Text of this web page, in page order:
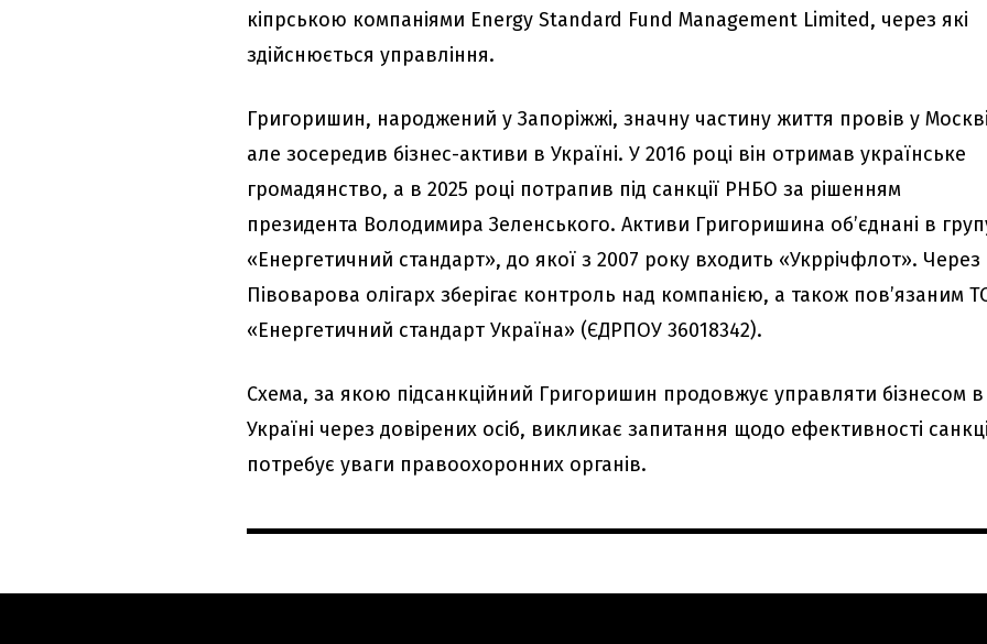
кіпрською компаніями Energy Standard Fund Management Limited, через які
здійснюється управління.
Григоришин, народжений у Запоріжжі, значну частину життя провів у
але зосередив бізнес-активи в Україні. У 2016 році він отримав українське
громадянство, а в 2025 році потрапив під санкції РНБО за рішенням
президента Володимира Зеленського. Активи Григоришина об’єднані в
«Енергетичний стандарт», до якої з 2007 року входить «Укррічфлот». Через
Півоварова олігарх зберігає контроль над компанією, а також пов’язаним
«Енергетичний стандарт Україна» (ЄДРПОУ 36018342).
Схема, за якою підсанкційний Григоришин продовжує управляти бізнесом в
Україні через довірених осіб, викликає запитання щодо ефективності
потребує уваги правоохоронних органів.